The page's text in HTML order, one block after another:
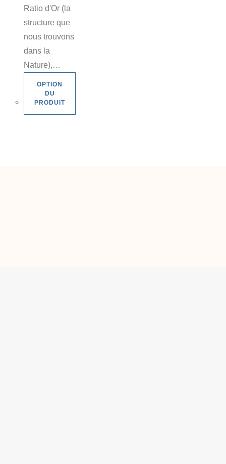
Ratio d'Or (la
structure que
nous trouvons
dans la
Nature),…
OPTION
DU
PRODUIT